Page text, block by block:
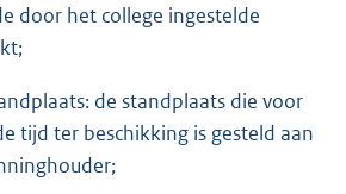
door het college ingestelde
de standplaats die voor
tijd ter beschikking is gesteld aan